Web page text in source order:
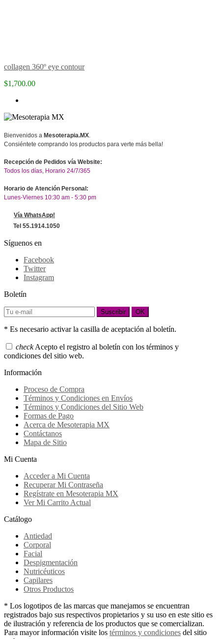
collagen 360º eye contour
$1,700.00
Bienvenidos a Mesoterapia.MX
Consiéntete comprando los productos para verte más bella!
Recepción de Pedidos vía Website:
Todos los días, Horario 24/7/365
Horario de Atención Personal:
Lunes-Viernes 10:30 am - 5:30 pm
Vía WhatsApp!
Tel 55.1914.1050
Síguenos en
Facebook
Twitter
Instagram
Boletín
Suscribir OK
* Es necesario activar la casilla de aceptación al boletín.
check Acepto el registro al boletín con los términos y
condiciones del sitio web.
Información
Proceso de Compra
Términos y Condiciones en Envíos
Términos y Condiciones del Sitio Web
Formas de Pago
Acerca de Mesoterapia MX
Contáctanos
Mapa de Sitio
Mi Cuenta
Acceder a Mi Cuenta
Recuperar Mi Contraseña
Regístrate en Mesoterapia MX
Ver Mi Carrito Actual
Catálogo
Antiedad
Corporal
Facial
Despigmentación
Nutricéuticos
Capilares
Otros Productos
* Los logotipos de las marcas que manejamos se encuentran
registrados bajo sus respectivos propietarios y su uso en este sitio es
de ilustración y referencia de los productos que se comercializan.
Para mayor información visite los términos y condiciones del sitio